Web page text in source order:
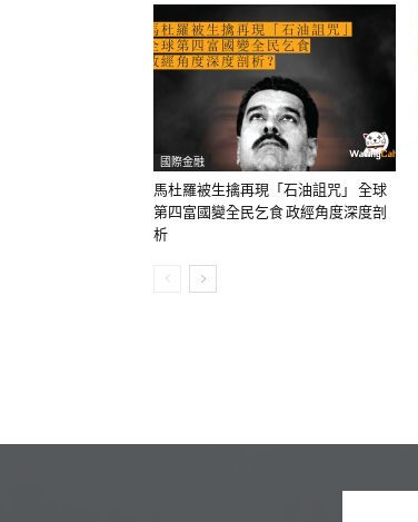
國際金融
馬杜羅被生擒再現「石油詛咒」 全球
第四富國變全民乞食 政經角度深度剖
析